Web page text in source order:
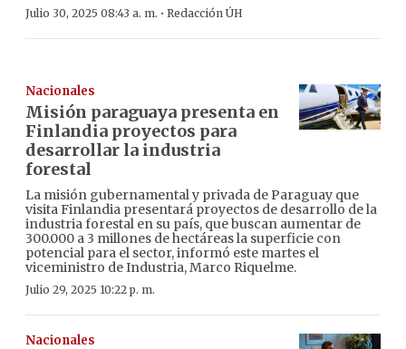
Julio 30, 2025 08:43 a. m. · Redacción ÚH
Nacionales
Misión paraguaya presenta en
Finlandia proyectos para
desarrollar la industria
forestal
La misión gubernamental y privada de Paraguay que
visita Finlandia presentará proyectos de desarrollo de la
industria forestal en su país, que buscan aumentar de
300.000 a 3 millones de hectáreas la superficie con
potencial para el sector, informó este martes el
viceministro de Industria, Marco Riquelme.
Julio 29, 2025 10:22 p. m.
Nacionales